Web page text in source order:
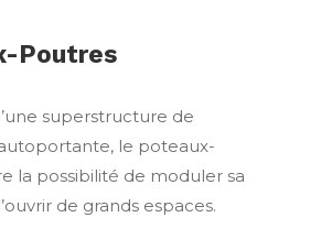
Poutres
superstructure de
le poteaux-
la possibilité de moduler sa
de grands espaces.